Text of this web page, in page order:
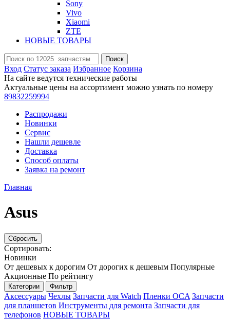
Sony
Vivo
Xiaomi
ZTE
НОВЫЕ ТОВАРЫ
Поиск
Вход Статус заказа Избранное Корзина
На сайте ведутся технические работы
Актуальные цены на ассортимент можно узнать по номеру
89832259994
Распродажи
Новинки
Сервис
Нашли дешевле
Доставка
Способ оплаты
Заявка на ремонт
Главная
Asus
Сбросить
Сортировать:
Новинки
От дешевых к дорогим От дорогих к дешевым Популярные
Акционные По рейтингу
Категории Фильтр
Аксессуары Чехлы Запчасти для Watch Пленки OCA Запчасти
для планшетов Инструменты для ремонта Запчасти для
телефонов НОВЫЕ ТОВАРЫ